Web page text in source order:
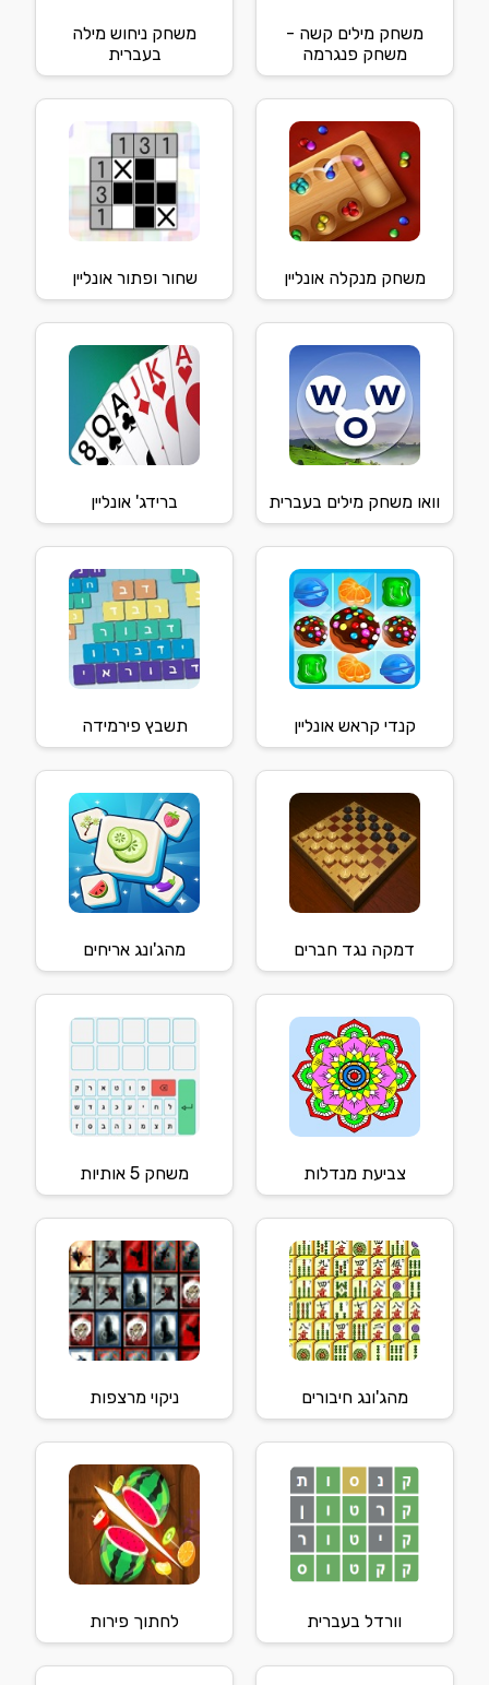
משחק מילים קשה -
משחק פנגרמה
משחק ניחוש מילה
בעברית
משחק מנקלה אונליין שחור ופתור אונליין
וואו משחק מילים בעברית ברידג' אונליין
קנדי קראש אונליין תשבץ פירמידה
דמקה נגד חברים מהג'ונג אריחים
צביעת מנדלות משחק 5 אותיות
מהג'ונג חיבורים ניקוי מרצפות
וורדל בעברית לחתוך פירות